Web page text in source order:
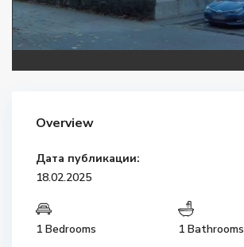
Overview
Дата публикации:
18.02.2025
1 Bedrooms 1 Bathrooms